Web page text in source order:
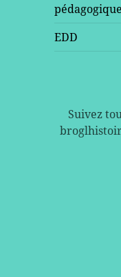
EDD
Suivez